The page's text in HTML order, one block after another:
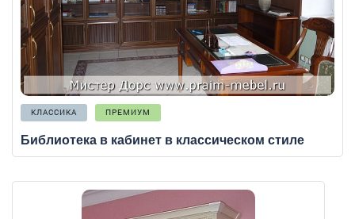
КЛАССИКА ПРЕМИУМ
Библиотека в кабинет в классическом стиле